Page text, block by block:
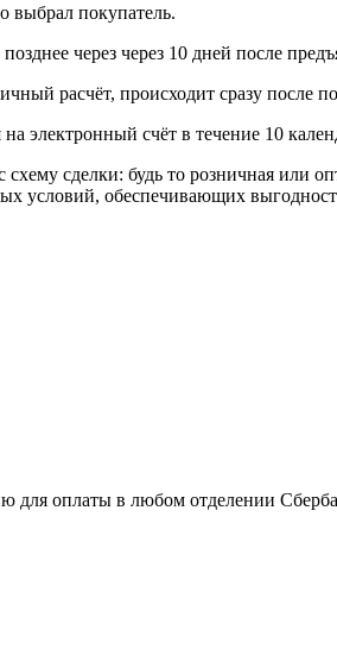
выбрал покупатель.
через через 10 дней после
расчёт, происходит сразу после
электронный счёт в течение 10
будь то розничная или
условий, обеспечивающих
для оплаты в любом отделении